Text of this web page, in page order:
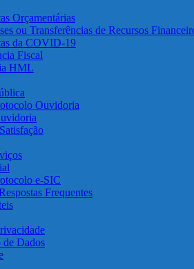
Orçamentárias
ou Transferências de Recursos
da COVID-19
Fiscal
HML
Ouvidoria
e-SIC
Frequentes
de Dados